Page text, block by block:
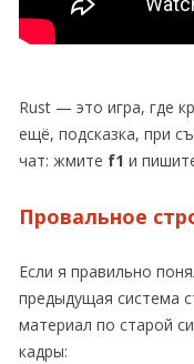
Rust — это игра, где
ещё, подсказка, при
чат: жмите f1 и
Провальное
Если я правильно
предыдущая система
материал по старой
кадры: